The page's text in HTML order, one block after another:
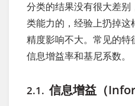
分类的结果没有很大差别
类能力的，经验上扔掉这
精度影响不大。常见的特
信息增益率和基尼系数。
2.1. 信息增益（